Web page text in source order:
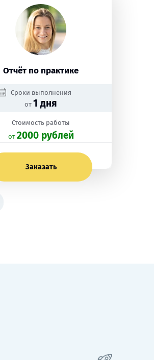
Отчёт по практике
Сроки выполнения
от 1 дня
Стоимость работы
oт 2000 рублей
Заказать